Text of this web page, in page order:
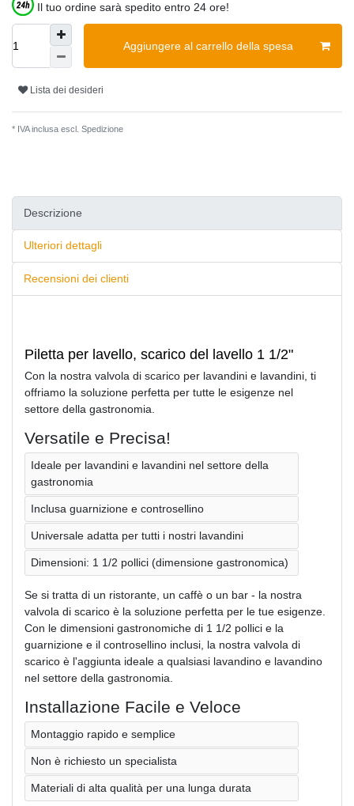
Il tuo ordine sarà spedito entro 24 ore!
Aggiungere al carrello della spesa
Lista dei desideri
* IVA inclusa escl. Spedizione
Descrizione
Ulteriori dettagli
Recensioni dei clienti
Piletta per lavello, scarico del lavello 1 1/2"
Con la nostra valvola di scarico per lavandini e lavandini, ti
offriamo la soluzione perfetta per tutte le esigenze nel
settore della gastronomia.
Versatile e Precisa!
Ideale per lavandini e lavandini nel settore della
gastronomia
Inclusa guarnizione e controsellino
Universale adatta per tutti i nostri lavandini
Dimensioni: 1 1/2 pollici (dimensione gastronomica)
Se si tratta di un ristorante, un caffè o un bar - la nostra
valvola di scarico è la soluzione perfetta per le tue esigenze.
Con le dimensioni gastronomiche di 1 1/2 pollici e la
guarnizione e il controsellino inclusi, la nostra valvola di
scarico è l'aggiunta ideale a qualsiasi lavandino e lavandino
nel settore della gastronomia.
Installazione Facile e Veloce
Montaggio rapido e semplice
Non è richiesto un specialista
Materiali di alta qualità per una lunga durata